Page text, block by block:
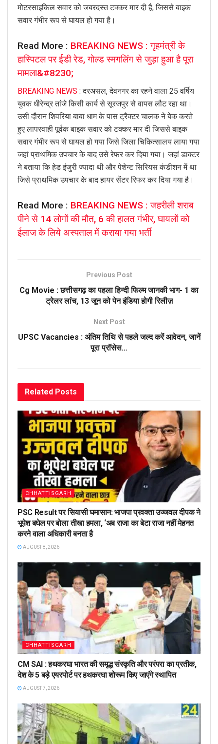
मोटरसाइकिल सवार को जबरदस्त टक्कर मार दी है, जिससे बाइक
सवार गंभीर रूप से घायल हो गया है।
Read More : BREAKING NEWS : गृहमंत्री के
हास्पिटल पर ईडी रेड, गोल्ड स्मगलिंग से जुड़ा हुआ है पूरा
मामला&#8230;
BREAKING NEWS : दरअसल, देवनगर का रहने वाला 25 वर्षिय
युवक धीरेन्द्र तांजे किसी कार्य से सूरजपुर से वापस लौट रहा था।
उसी दौरान शिवरिया बाबा धाम के पास ट्रैक्टर चालक ने बेक करते
हुए लापरवाही पूर्वक बाइक सवार को टक्कर मार दी जिससे बाइक
सवार गंभीर रूप से घायल हो गया जिसे जिला चिकित्सालय लाया गया
जहां प्राथमिक उपचार के बाद उसे रेफर कर दिया गया। जहां डाक्टर
ने बताया कि हेड इंजुरी ज्यादा थी और पेशेन्ट सिरियस कंडीशन में था
जिसे प्राथमिक उपचार के बाद हायर सेंटर रिफर कर दिया गया है।
Read More : BREAKING NEWS : जहरीली शराब
पीने से 14 लोगों की मौत, 6 की हालत गंभीर, घायलों को
ईलाज के लिये अस्पताल में कराया गया भर्ती
Previous Post
Cg Movie : छत्तीसगढ़ का पहला हिन्दी फिल्म जानकी भाग- 1 का
ट्रेलर लांच, 13 जून को पेन इंडिया होगी रिलीज़
Next Post
UPSC Vacancies : अंतिम तिथि से पहले जल्द करें आवेदन, जानें
पूरा प्रॉसेस…
Related Posts
CHHATTISGARH
PSC Result पर सियासी घमासान: भाजपा प्रवक्ता उज्जवल दीपक ने
भूपेश बघेल पर बोला तीखा हमला, ‘अब राजा का बेटा राजा नहीं मेहनत
करने वाला अधिकारी बनता है
AUGUST 8, 2026
CHHATTISGARH
CM SAI : हथकरघा भारत की समृद्ध संस्कृति और परंपरा का प्रतीक,
देश के 5 बड़े एयरपोर्ट पर हथकरघा शोरूम किए जाएंगे स्थापित
AUGUST 7, 2026